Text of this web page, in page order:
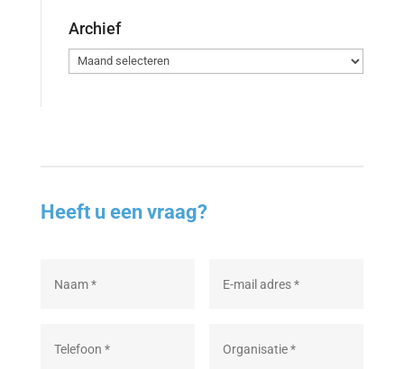
Archief
Archief
Heeft u een vraag?